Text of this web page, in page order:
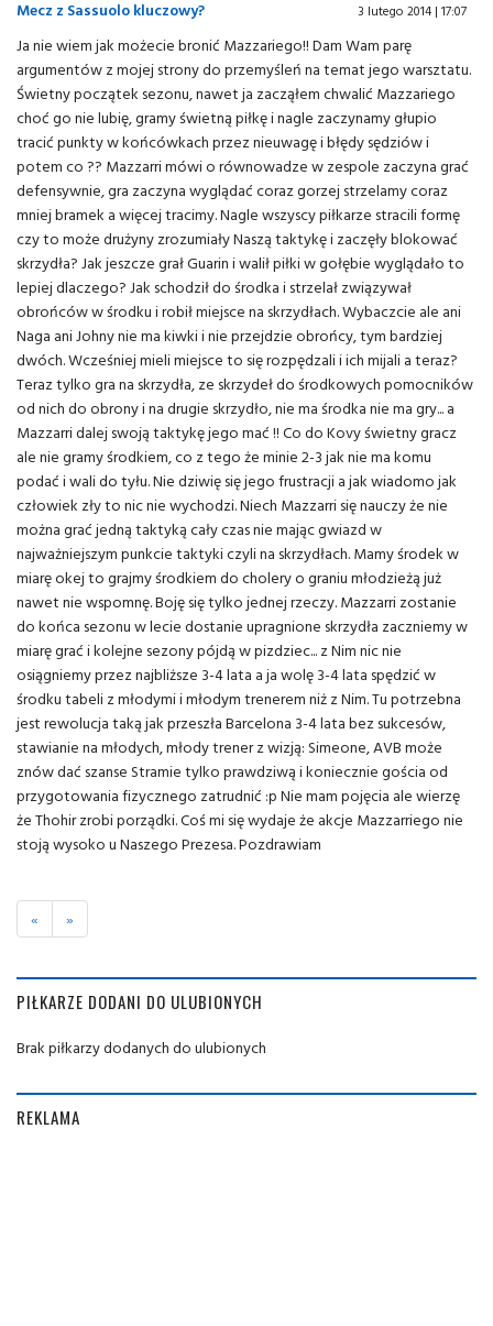
Mecz z Sassuolo kluczowy? 3 lutego 2014 | 17:07
Ja nie wiem jak możecie bronić Mazzariego!! Dam Wam parę
argumentów z mojej strony do przemyśleń na temat jego warsztatu.
Świetny początek sezonu, nawet ja zacząłem chwalić Mazzariego
choć go nie lubię, gramy świetną piłkę i nagle zaczynamy głupio
tracić punkty w końcówkach przez nieuwagę i błędy sędziów i
potem co ?? Mazzarri mówi o równowadze w zespole zaczyna grać
defensywnie, gra zaczyna wyglądać coraz gorzej strzelamy coraz
mniej bramek a więcej tracimy. Nagle wszyscy piłkarze stracili formę
czy to może drużyny zrozumiały Naszą taktykę i zaczęły blokować
skrzydła? Jak jeszcze grał Guarin i walił piłki w gołębie wyglądało to
lepiej dlaczego? Jak schodził do środka i strzelał związywał
obrońców w środku i robił miejsce na skrzydłach. Wybaczcie ale ani
Naga ani Johny nie ma kiwki i nie przejdzie obrońcy, tym bardziej
dwóch. Wcześniej mieli miejsce to się rozpędzali i ich mijali a teraz?
Teraz tylko gra na skrzydła, ze skrzydeł do środkowych pomocników
od nich do obrony i na drugie skrzydło, nie ma środka nie ma gry... a
Mazzarri dalej swoją taktykę jego mać !! Co do Kovy świetny gracz
ale nie gramy środkiem, co z tego że minie 2-3 jak nie ma komu
podać i wali do tyłu. Nie dziwię się jego frustracji a jak wiadomo jak
człowiek zły to nic nie wychodzi. Niech Mazzarri się nauczy że nie
można grać jedną taktyką cały czas nie mając gwiazd w
najważniejszym punkcie taktyki czyli na skrzydłach. Mamy środek w
miarę okej to grajmy środkiem do cholery o graniu młodzieżą już
nawet nie wspomnę. Boję się tylko jednej rzeczy. Mazzarri zostanie
do końca sezonu w lecie dostanie upragnione skrzydła zaczniemy w
miarę grać i kolejne sezony pójdą w pizdziec... z Nim nic nie
osiągniemy przez najbliższe 3-4 lata a ja wolę 3-4 lata spędzić w
środku tabeli z młodymi i młodym trenerem niż z Nim. Tu potrzebna
jest rewolucja taką jak przeszła Barcelona 3-4 lata bez sukcesów,
stawianie na młodych, młody trener z wizją: Simeone, AVB może
znów dać szanse Stramie tylko prawdziwą i koniecznie gościa od
przygotowania fizycznego zatrudnić :p Nie mam pojęcia ale wierzę
że Thohir zrobi porządki. Coś mi się wydaje że akcje Mazzarriego nie
stoją wysoko u Naszego Prezesa. Pozdrawiam
« »
PIŁKARZE DODANI DO ULUBIONYCH
Brak piłkarzy dodanych do ulubionych
REKLAMA